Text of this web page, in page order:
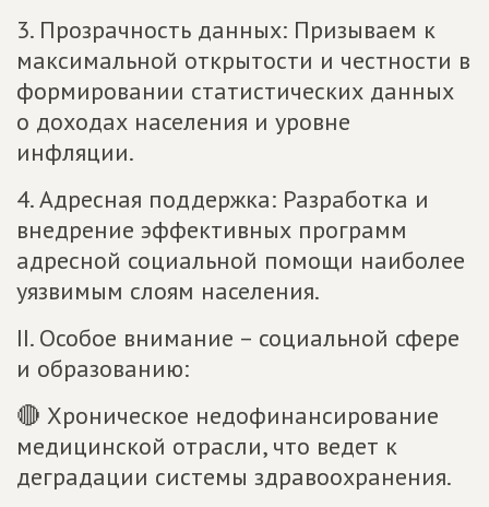
3. Прозрачность данных: Призываем к
максимальной открытости и честности в
формировании статистических данных
о доходах населения и уровне
инфляции.
4. Адресная поддержка: Разработка и
внедрение эффективных программ
адресной социальной помощи наиболее
уязвимым слоям населения.
II. Особое внимание – социальной сфере
и образованию:
🔴 Хроническое недофинансирование
медицинской отрасли, что ведет к
деградации системы здравоохранения.